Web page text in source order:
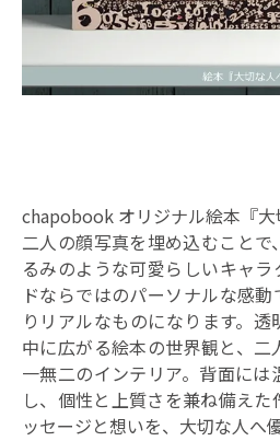
chapobook オリジナル絵本『大
二人の顔写真を埋め込むこと
るみのような可愛らしいキャ
ドならではのパーソナルな感
りリアルなものになります。
中に広がる絵本の世界観と、
一無二のインテリア。背面に
し、個性と上質さを兼ね備え
ッセージと想いを、大切な人へ